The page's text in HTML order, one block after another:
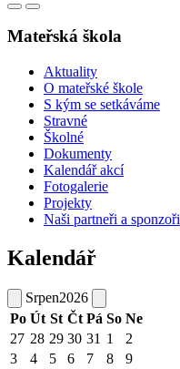
Mateřská škola
Aktuality
O mateřské škole
S kým se setkáváme
Stravné
Školné
Dokumenty
Kalendář akcí
Fotogalerie
Projekty
Naši partneři a sponzoři
Kalendář
Srpen2026
Po Út St Čt Pá So Ne
27 28 29 30 31 1
2
3
4 5 6 7 8
9